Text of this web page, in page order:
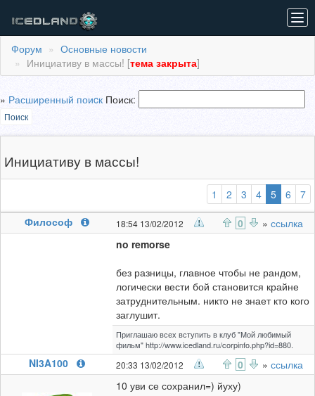
Форум
Основные новости
Инициативу в массы! [тема закрыта]
» Расширенный поиcк Поиск:
Поиск
Инициативу в массы!
1 2 3 4 5 6
7
Философ
18:54 13/02/2012 0 » ссылка
no remorse
без разницы, главное чтобы не рандом,
логически вести бой становится крайне
затруднительным. никто не знает кто кого
заглушит.
Приглашаю всех вступить в клуб "Мой любимый
фильм" http://www.icedland.ru/corpinfo.php?id=880.
NI3A100 20:33 13/02/2012 0 » ссылка
10 уви се сохранил=) йуху)